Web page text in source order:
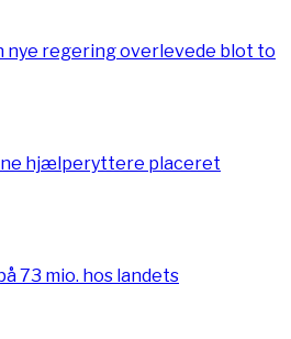
nye regering overlevede blot to
hjælperyttere placeret
73 mio. hos landets